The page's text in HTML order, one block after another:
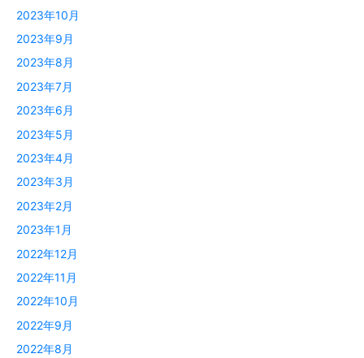
2023年10月
2023年9月
2023年8月
2023年7月
2023年6月
2023年5月
2023年4月
2023年3月
2023年2月
2023年1月
2022年12月
2022年11月
2022年10月
2022年9月
2022年8月